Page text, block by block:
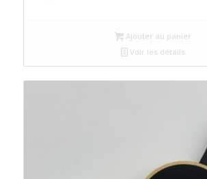
Ajouter au panier
Voir les détails